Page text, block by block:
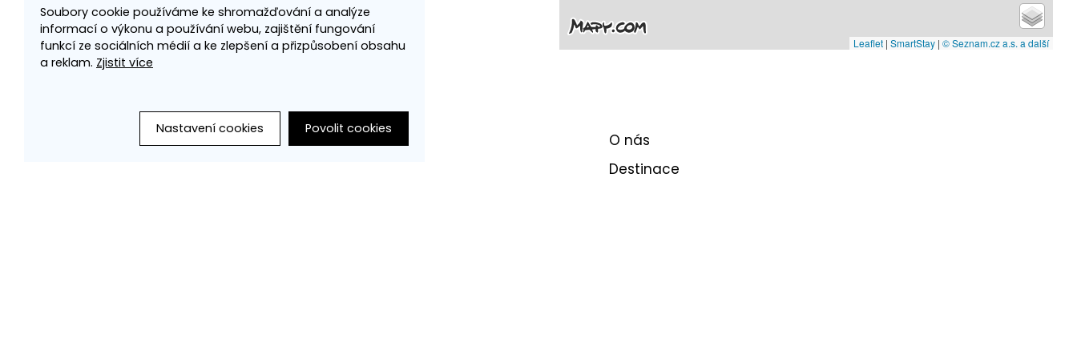
Soubory cookie používáme ke shromažďování a analýze
informací o výkonu a používání webu, zajištění fungování
funkcí ze sociálních médií a ke zlepšení a přizpůsobení obsahu
a reklam. Zjistit více
Povolit cookies
Nastavení cookies
Leaflet | SmartStay | © Seznam.cz a.s. a další
O nás
Destinace